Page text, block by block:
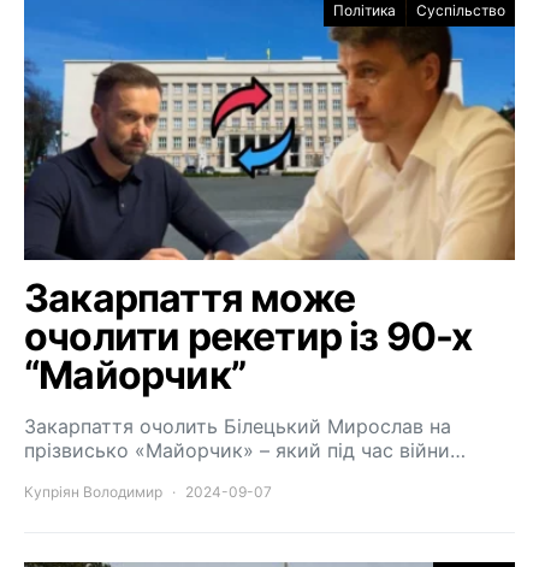
Політика Суспільство
Закарпаття може
очолити рекетир із 90-х
“Майорчик”
Закарпаття очолить Білецький Мирослав на
прізвисько «Майорчик» – який під час війни…
Купріян Володимир 2024-09-07